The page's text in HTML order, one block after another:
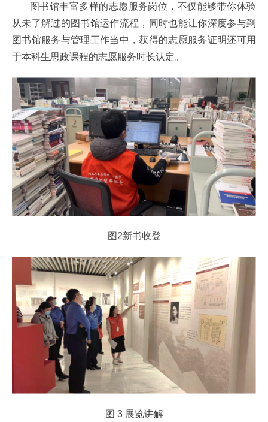
图书馆丰富多样的志愿服务岗位，不仅能够带你体验
从未了解过的图书馆运作流程，同时也能让你深度参与到
图书馆服务与管理工作当中，获得的志愿服务证明还可用
于本科生思政课程的志愿服务时长认定。
图2新书收登
图 3 展览讲解